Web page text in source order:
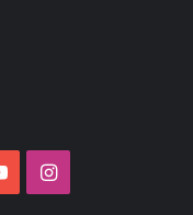
YouTubeInstagram